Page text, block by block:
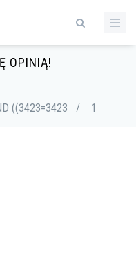
OPINIĄ!
((3423=3423
/ 1